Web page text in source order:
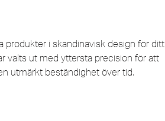
produkter i skandinavisk design för ditt
valts ut med yttersta precision för att
utmärkt beständighet över tid.